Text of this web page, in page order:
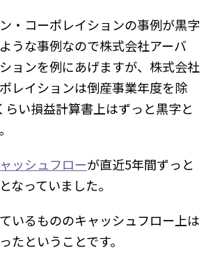
・コーポレイションの事例が黒字
うな事例なので株式会社アーバ
ョンを例にあげますが、株式会社
レイションは倒産事業年度を除
らい損益計算書上はずっと黒字と
ッシュフローが直近5年間ずっと
なっていました。
いるもののキャッシュフロー上は
たということです。